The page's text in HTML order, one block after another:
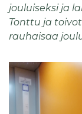
jouluiseksi ja
Tonttu ja
rauhaisaa